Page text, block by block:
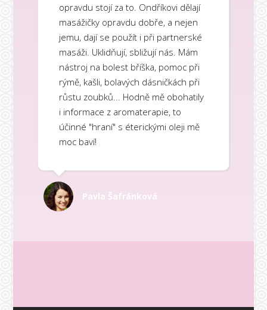
opravdu stojí za to. Ondříkovi dělají
masážičky opravdu dobře, a nejen
jemu, dají se použít i při partnerské
masáži. Uklidňují, sbližují nás. Mám
nástroj na bolest bříška, pomoc při
rýmě, kašli, bolavých dásničkách při
růstu zoubků... Hodně mě obohatily
i informace z aromaterapie, to
účinné "hraní" s éterickými oleji mě
moc baví!
Pavla Šafránková